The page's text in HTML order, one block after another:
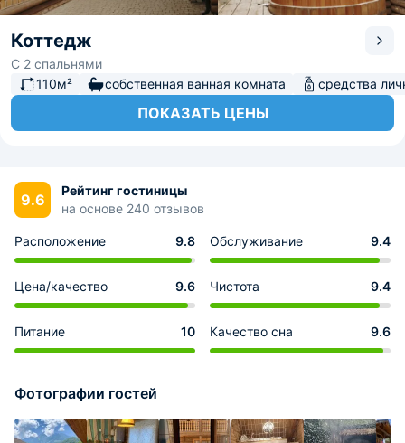
Коттедж
С 2 спальнями
110м²
собственная ванная комната средства
ПОКАЗАТЬ ЦЕНЫ
9.6
Рейтинг гостиницы
на основе 240 отзывов
Расположение 9.8 Обслуживание 9.4
Цена/качество 9.6 Чистота 9.4
Питание 10 Качество сна 9.6
Фотографии гостей